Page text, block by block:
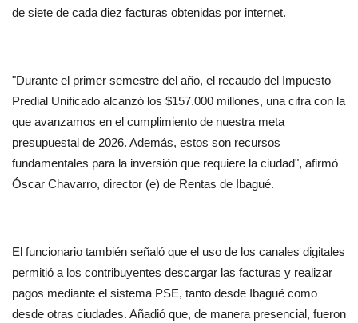
de siete de cada diez facturas obtenidas por internet.
"Durante el primer semestre del año, el recaudo del Impuesto
Predial Unificado alcanzó los $157.000 millones, una cifra con la
que avanzamos en el cumplimiento de nuestra meta
presupuestal de 2026. Además, estos son recursos
fundamentales para la inversión que requiere la ciudad", afirmó
Óscar Chavarro, director (e) de Rentas de Ibagué.
El funcionario también señaló que el uso de los canales digitales
permitió a los contribuyentes descargar las facturas y realizar
pagos mediante el sistema PSE, tanto desde Ibagué como
desde otras ciudades. Añadió que, de manera presencial, fueron